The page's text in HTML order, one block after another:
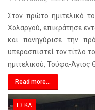
Στον πρώτο ημιτελικό
Χολαργού, επικράτησε
και πανηγύρισε την
υπερασπιστεί τον τίτλο
ημιτελικού, Τούφα-
Read more...
ΕΣΚΑ